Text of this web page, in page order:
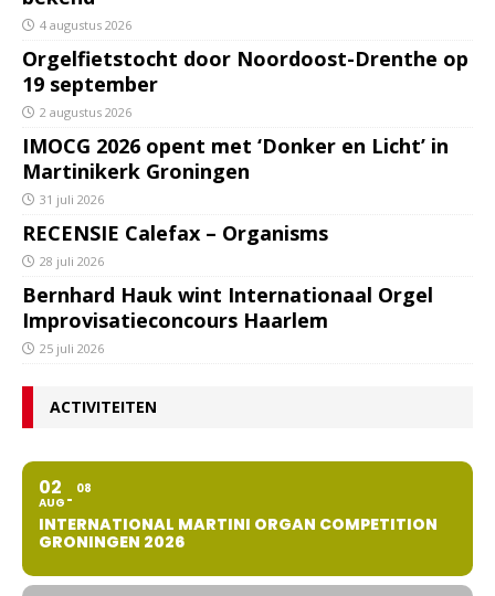
4 augustus 2026
Orgelfietstocht door Noordoost-Drenthe op
19 september
2 augustus 2026
IMOCG 2026 opent met ‘Donker en Licht’ in
Martinikerk Groningen
31 juli 2026
RECENSIE Calefax – Organisms
28 juli 2026
Bernhard Hauk wint Internationaal Orgel
Improvisatieconcours Haarlem
25 juli 2026
ACTIVITEITEN
02
AUG
08
INTERNATIONAL MARTINI ORGAN COMPETITION
GRONINGEN 2026